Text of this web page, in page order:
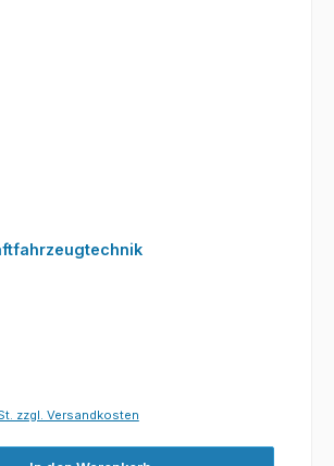
zzgl. Versandkosten